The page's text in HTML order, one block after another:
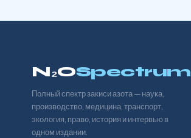
N₂OSpectrum
Полный спектр закиси азота — наука,
производство, медицина, транспорт,
экология, право, история и интервью в
одном издании.